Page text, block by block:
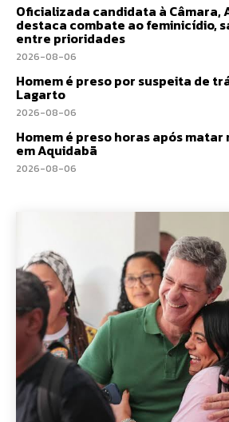
Oficializada candidata à Câmara,
destaca combate ao feminicídio,
entre prioridades
2026-08-06
Homem é preso por suspeita de
Lagarto
2026-08-06
Homem é preso horas após
em Aquidabã
2026-08-06